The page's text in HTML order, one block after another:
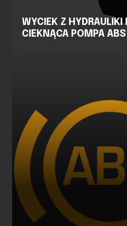
WYCIEK Z HYDRAULIKI
CIEKNĄCA POMPA ABS